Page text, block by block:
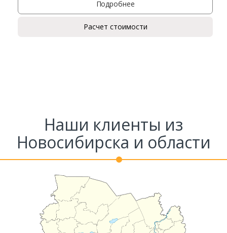
Подробнее
Расчет стоимости
Наши клиенты из
Новосибирска и области